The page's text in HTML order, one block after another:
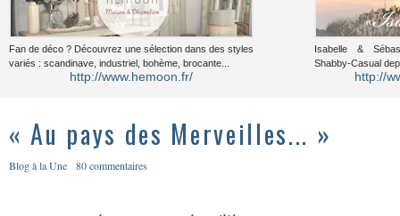
Fan de déco ? Découvrez une sélection dans des styles
variés : scandinave, industriel, bohème, brocante...
http://www.hemoon.fr/
Isabelle &
Shabby-Casual
http://
« Au pays des Merveilles... »
Blog à la Une 80 commentaires